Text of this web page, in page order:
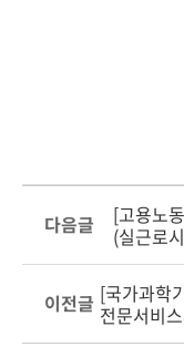
다음글
[고용노
(실근로
이전글 [국가과학
전문서비